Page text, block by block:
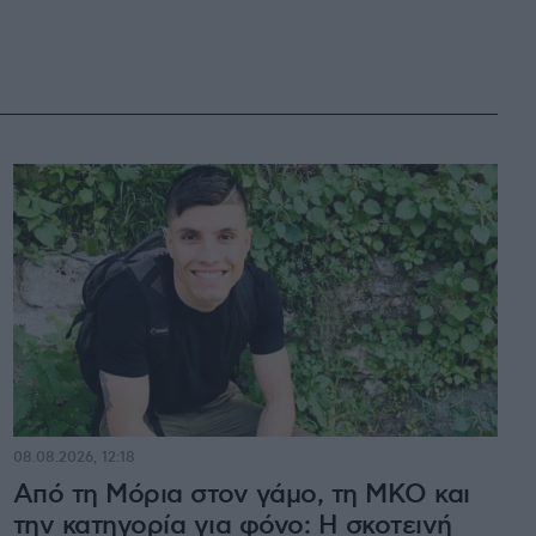
Από τη Μόρια στον γάμο, τη ΜΚΟ και
την κατηγορία για φόνο: Η σκοτεινή
08.08.2026, 12:18